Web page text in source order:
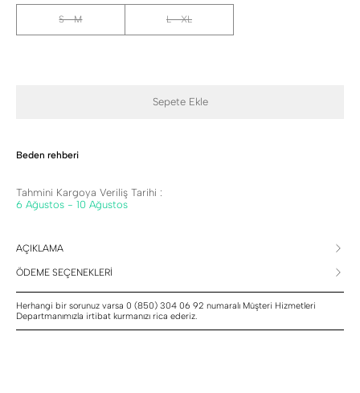
S - M L - XL
Sepete Ekle
Beden rehberi
Tahmini Kargoya Veriliş Tarihi :
6 Ağustos - 10 Ağustos
AÇIKLAMA
ÖDEME SEÇENEKLERİ
Herhangi bir sorunuz varsa 0 (850) 304 06 92 numaralı Müşteri Hizmetleri
Departmanımızla irtibat kurmanızı rica ederiz.